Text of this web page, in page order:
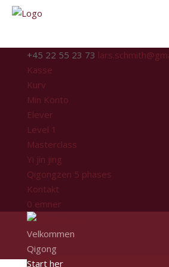
+45 22 55 23 73
Kasse
Kurv
Min Konto
Elever
Level 1
Masterclass
Yi jin jing
Qigongzen 5 phases
Kontakt
0 emner
Velkommen
Qigong
Start her